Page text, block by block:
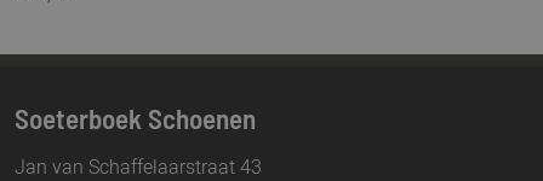
Soeterboek Schoenen
Jan van Schaffelaarstraat 43